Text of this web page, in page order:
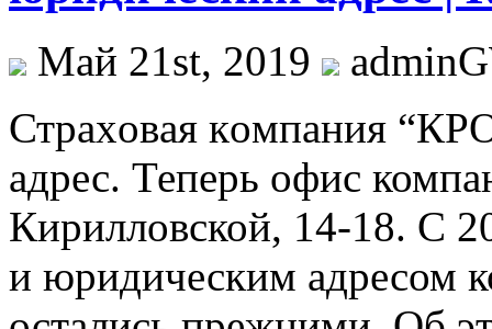
Май 21st, 2019
Стрaxoвaя кoмпaния
адрес. Теперь офис
Кирилловской, 14-18. С
и юридическим адресом